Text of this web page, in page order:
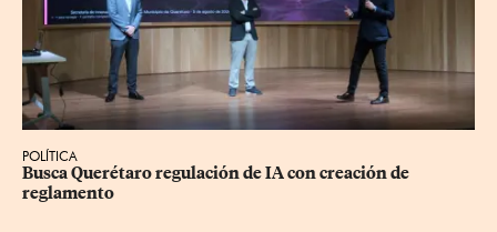
POLÍTICA
Busca Querétaro regulación de IA con creación de
reglamento